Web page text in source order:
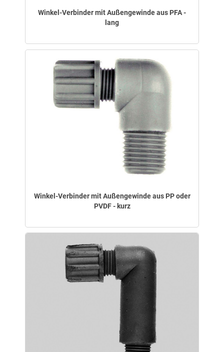
Winkel-Verbinder mit Außengewinde aus PFA -
lang
Winkel-Verbinder mit Außengewinde aus PP oder
PVDF - kurz